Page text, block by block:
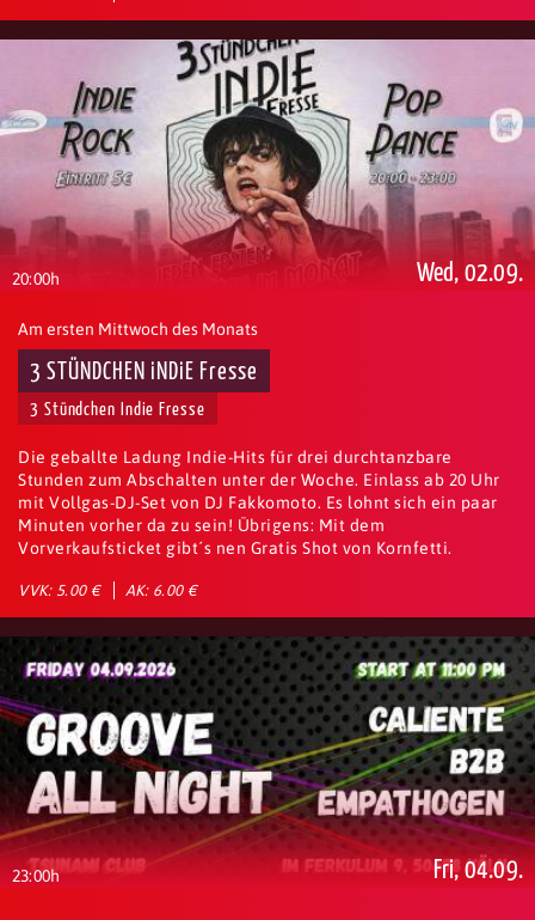
20:00h Wed, 02.09.
Am ersten Mittwoch des Monats
3 STÜNDCHEN iNDiE Fresse
3 Stündchen Indie Fresse
Die geballte Ladung Indie-Hits für drei durchtanzbare
Stunden zum Abschalten unter der Woche. Einlass ab 20 Uhr
mit Vollgas-DJ-Set von DJ Fakkomoto. Es lohnt sich ein paar
Minuten vorher da zu sein! Übrigens: Mit dem
Vorverkaufsticket gibt´s nen Gratis Shot von Kornfetti.
VVK: 5.00 € AK: 6.00 €
23:00h Fri, 04.09.